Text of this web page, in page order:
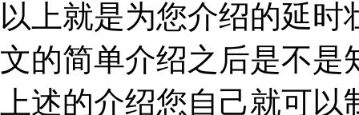
以上就是为您介绍的延
文的简单介绍之后是不是
上述的介绍您自己就可